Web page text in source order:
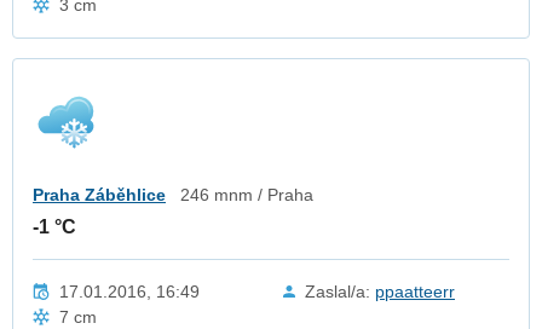
3 cm
Praha Záběhlice 246 mnm / Praha
-1 °C
17.01.2016, 16:49 Zaslal/a: ppaatteerr
7 cm